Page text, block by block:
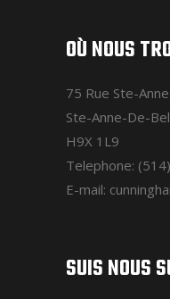
OÙ NOUS
75 Rue Ste-Anne
Ste-Anne-De-
H9X 1L9
Telephone:
E-mail:
SUIS NOUS